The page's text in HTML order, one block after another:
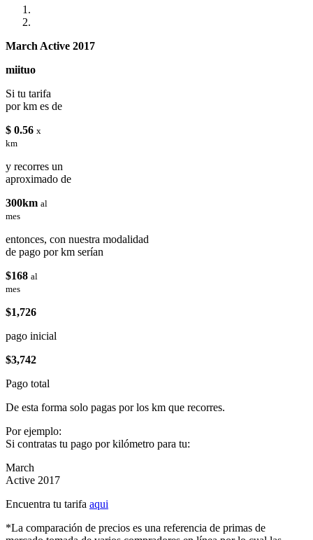
March Active 2017
miituo
Si tu tarifa
por km es de
$ 0.56 x
km
y recorres un
aproximado de
300km al
mes
entonces, con nuestra modalidad
de pago por km serían
$168 al
mes
$1,726
pago inicial
$3,742
Pago total
De esta forma solo pagas por los km que recorres.
Por ejemplo:
Si contratas tu pago por kilómetro para tu:
March
Active 2017
Encuentra tu tarifa aqui
*La comparación de precios es una referencia de primas de